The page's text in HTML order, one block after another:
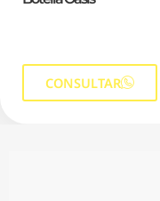
CONSULTAR